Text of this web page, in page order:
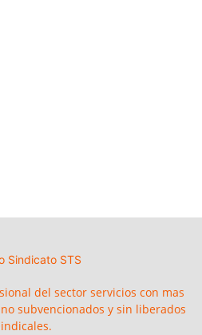
del sector servicios con mas
subvencionados y sin liberados